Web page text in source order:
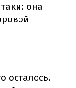
она
осталось.